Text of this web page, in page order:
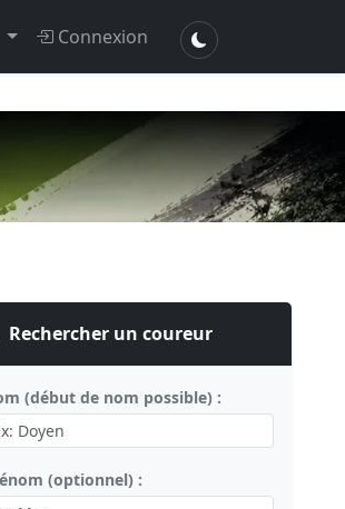
Connexion
Rechercher un coureur
(début de nom possible) :
(optionnel) :